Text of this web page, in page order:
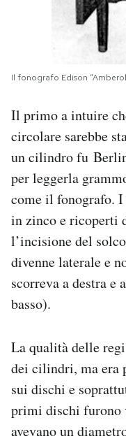
Il fonografo Edison
Il primo a intuire
circolare sarebbe
un cilindro fu
per leggerla
come il fonografo.
in zinco e ricoperti
l’incisione del
divenne laterale e
scorreva a destra e
basso).
La qualità delle
dei cilindri, ma era
sui dischi e
primi dischi furono
avevano un